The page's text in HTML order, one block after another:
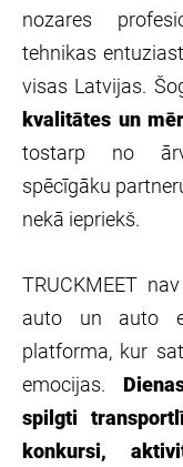
nozares
tehnikas
visas Latvijas.
kvalitātes un
tostarp no
spēcīgāku
nekā iepriekš.
TRUCKMEET
auto un auto
platforma, kur
emocijas.
spilgti
konkursi,